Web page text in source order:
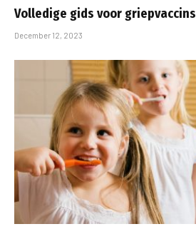
Volledige gids voor griepvaccins
December 12, 2023